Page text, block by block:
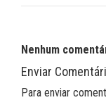
Nenhum
Enviar
Para enviar